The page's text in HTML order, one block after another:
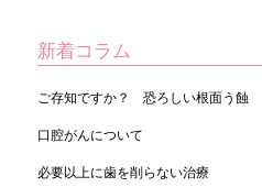
新着コラム
ご存知ですか？ 恐ろしい根面う蝕
口腔がんについて
必要以上に歯を削らない治療